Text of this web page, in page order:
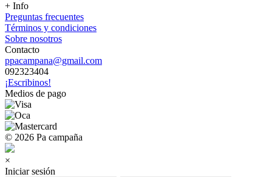
+ Info
Preguntas frecuentes
Términos y condiciones
Sobre nosotros
Contacto
ppacampana@gmail.com
092323404
¡Escribinos!
Medios de pago
© 2026 Pa campaña
×
Iniciar sesión